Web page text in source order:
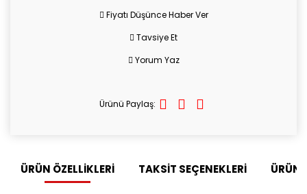
Fiyatı Düşünce Haber Ver
Tavsiye Et
Yorum Yaz
Ürünü Paylaş:
ÜRÜN ÖZELLİKLERİ TAKSİT SEÇENEKLERİ ÜRÜN